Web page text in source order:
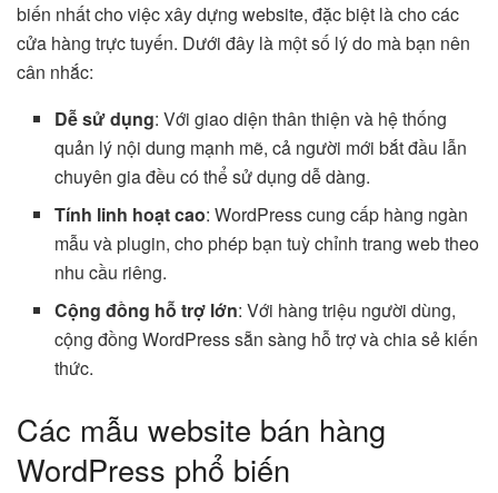
biến nhất cho việc xây dựng website, đặc biệt là cho các
cửa hàng trực tuyến. Dưới đây là một số lý do mà bạn nên
cân nhắc:
Dễ sử dụng: Với giao diện thân thiện và hệ thống
quản lý nội dung mạnh mẽ, cả người mới bắt đầu lẫn
chuyên gia đều có thể sử dụng dễ dàng.
Tính linh hoạt cao: WordPress cung cấp hàng ngàn
mẫu và plugin, cho phép bạn tuỳ chỉnh trang web theo
nhu cầu riêng.
Cộng đồng hỗ trợ lớn: Với hàng triệu người dùng,
cộng đồng WordPress sẵn sàng hỗ trợ và chia sẻ kiến
thức.
Các mẫu website bán hàng
WordPress phổ biến